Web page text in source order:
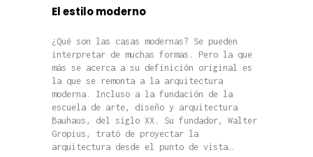
El estilo moderno
¿Qué son las casas modernas? Se pueden
interpretar de muchas formas. Pero la que
más se acerca a su definición original es
la que se remonta a la arquitectura
moderna. Incluso a la fundación de la
escuela de arte, diseño y arquitectura
Bauhaus, del siglo XX. Su fundador, Walter
Gropius, trató de proyectar la
arquitectura desde el punto de vista…